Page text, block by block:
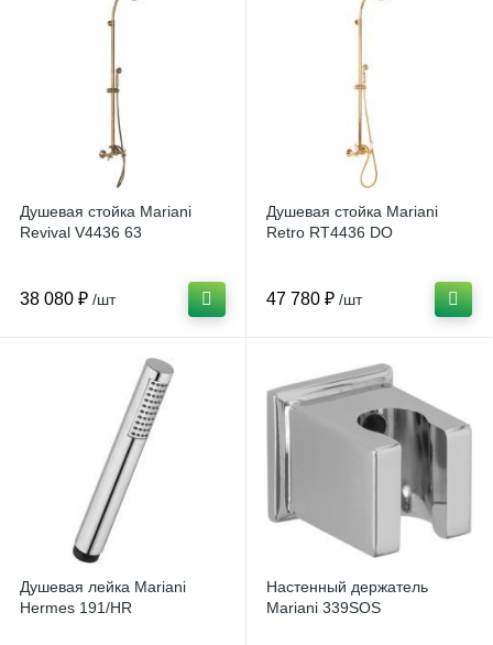
Душевая стойка Mariani
Revival V4436 63
38 080 ₽ /шт
Душевая стойка Mariani
Retro RT4436 DO
47 780 ₽ /шт
Душевая лейка Mariani
Hermes 191/HR
Настенный держатель
Mariani 339SOS